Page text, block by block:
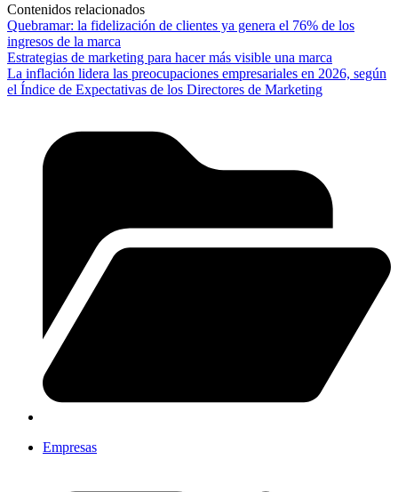
Contenidos relacionados
Quebramar: la fidelización de clientes ya genera el 76% de los
ingresos de la marca
Estrategias de marketing para hacer más visible una marca
La inflación lidera las preocupaciones empresariales en 2026, según
el Índice de Expectativas de los Directores de Marketing
Empresas